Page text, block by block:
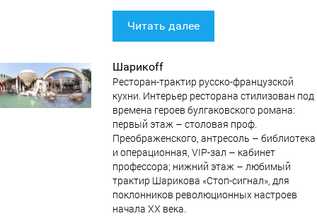
Читать далее
Шарикоff
Ресторан-трактир русско-французской
кухни. Интерьер ресторана стилизован под
времена героев булгаковского романа:
первый этаж – столовая проф.
Преображенского, антресоль – библиотека
и операционная, VIP-зал – кабинет
профессора; нижний этаж – любимый
трактир Шарикова «Стоп-сигнал», для
поклонников революционных настроев
начала ХХ века.